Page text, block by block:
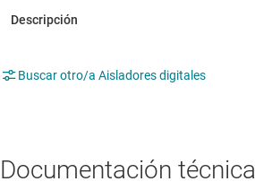
Buscar otro/a Aisladores digitales
Documentación técnica